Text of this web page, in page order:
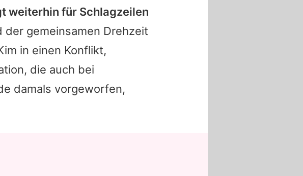
weiterhin für Schlagzeilen
der gemeinsamen Drehzeit
in einen Konflikt,
die auch bei
damals vorgeworfen,